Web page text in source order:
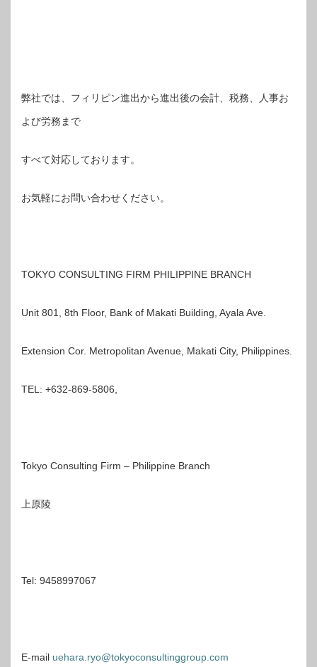
弊社では、フィリピン進出から進出後の会計、税務、人事お
よび労務まで
すべて対応しております。
お気軽にお問い合わせください。
TOKYO CONSULTING FIRM PHILIPPINE BRANCH
Unit 801, 8th Floor, Bank of Makati Building, Ayala Ave.
Extension Cor. Metropolitan Avenue, Makati City, Philippines.
TEL: +632-869-5806,
Tokyo Consulting Firm – Philippine Branch
上原陵
Tel: 9458997067
E-mail uehara.ryo@tokyoconsultinggroup.com